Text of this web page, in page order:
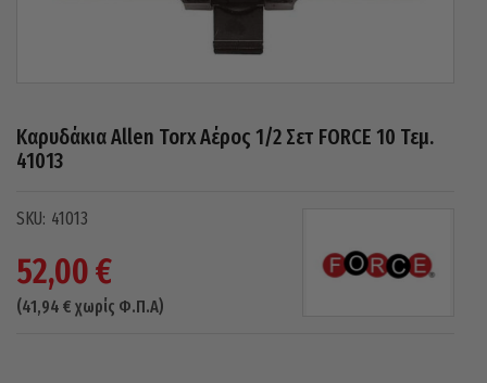
Καρυδάκια Allen Torx Αέρος 1/2 Σετ FORCE 10 Τεμ.
41013
41013
52,00€
(41,94 € χωρίς Φ.Π.Α)